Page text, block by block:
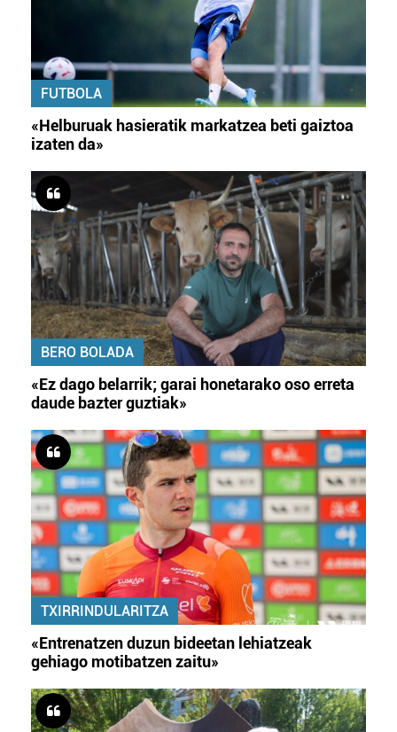
FUTBOLA
«Helburuak hasieratik markatzea beti gaiztoa
izaten da»
BERO BOLADA
«Ez dago belarrik; garai honetarako oso erreta
daude bazter guztiak»
TXIRRINDULARITZA
«Entrenatzen duzun bideetan lehiatzeak
gehiago motibatzen zaitu»